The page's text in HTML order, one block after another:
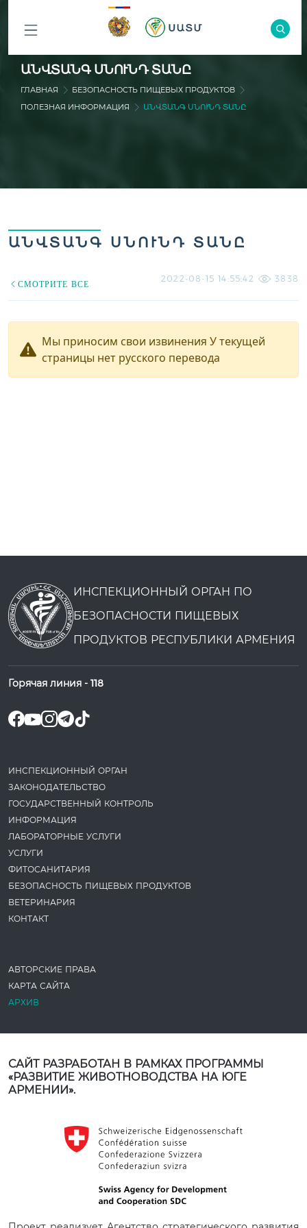
ԲՈԼՈՐ
ԲԱԺԻՆՆԵՐԸ
ԱՆՎՏԱՆԳ ՍՆՈՒՆԴ ՏԱՆԸ
ГЛАВНАЯ
БЕЗОПАСНОСТЬ ПИЩЕВЫХ ПРОДУКТОВ
ПОЛЕЗНАЯ ИНФОРМАЦИЯ
ԱՆՎՏԱՆԳ ՍՆՈՒՆԴ ՏԱՆԸ
ԱՆՎՏԱՆԳ ՍՆՈՒՆԴ ՏԱՆԸ
СМОТРИТЕ ВСЕ
2022-08-15 14:55:42 3838
Мы приносим свои извинения У текущей
страницы нет русского перевода
ИНСПЕКЦИОННЫЙ ОРГАН ПО
БЕЗОПАСНОСТИ ПИЩЕВЫХ
ПРОДУКТОВ РЕСПУБЛИКИ АРМЕНИЯ
Горячая линия - 118
ИНСПЕКЦИОННЫЙ ОРГАН
ЗАКОНОДАТЕ­ЛЬСТВО
ГОСУДАРСТВЕННЫЙ КОНТРОЛЬ
ИНФОРМАЦИЯ
ЛАБОРАТОРНЫЕ УСЛУГИ
УСЛУГИ
ФИТОСАНИТАРИЯ
БЕЗОПАСНОСТЬ ПИЩЕВЫХ ПРОДУКТОВ
ВЕТЕРИНАРИЯ
КОНТАКТ
АВТОРСКИЕ ПРАВА
КАРТА САЙТА
АРХИВ
САЙТ РАЗРАБОТАН В РАМКАХ ПРОГРАММЫ
«РАЗВИТИЕ ЖИВОТНОВОДСТВА НА ЮГЕ
АРМЕНИИ».